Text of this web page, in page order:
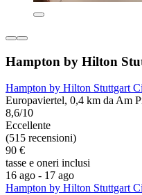
Hampton by Hilton
Hampton by Hilton Stuttgart
Europaviertel, 0,4 km da Am
8,6/10
Eccellente
(515 recensioni)
90 €
tasse e oneri inclusi
16 ago - 17 ago
Hampton by Hilton Stuttgart